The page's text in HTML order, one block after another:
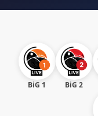
BiG 1 BiG 2